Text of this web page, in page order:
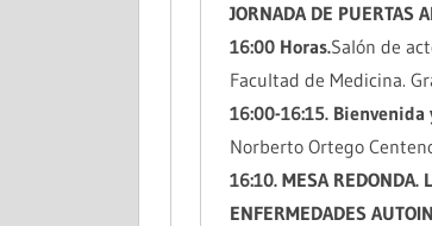
JORNADA DE PUERTAS
16:00 Horas.Salón de
Facultad de Medicina.
16:00-16:15.
Norberto Ortego
16:10. MESA REDONDA.
ENFERMEDADES